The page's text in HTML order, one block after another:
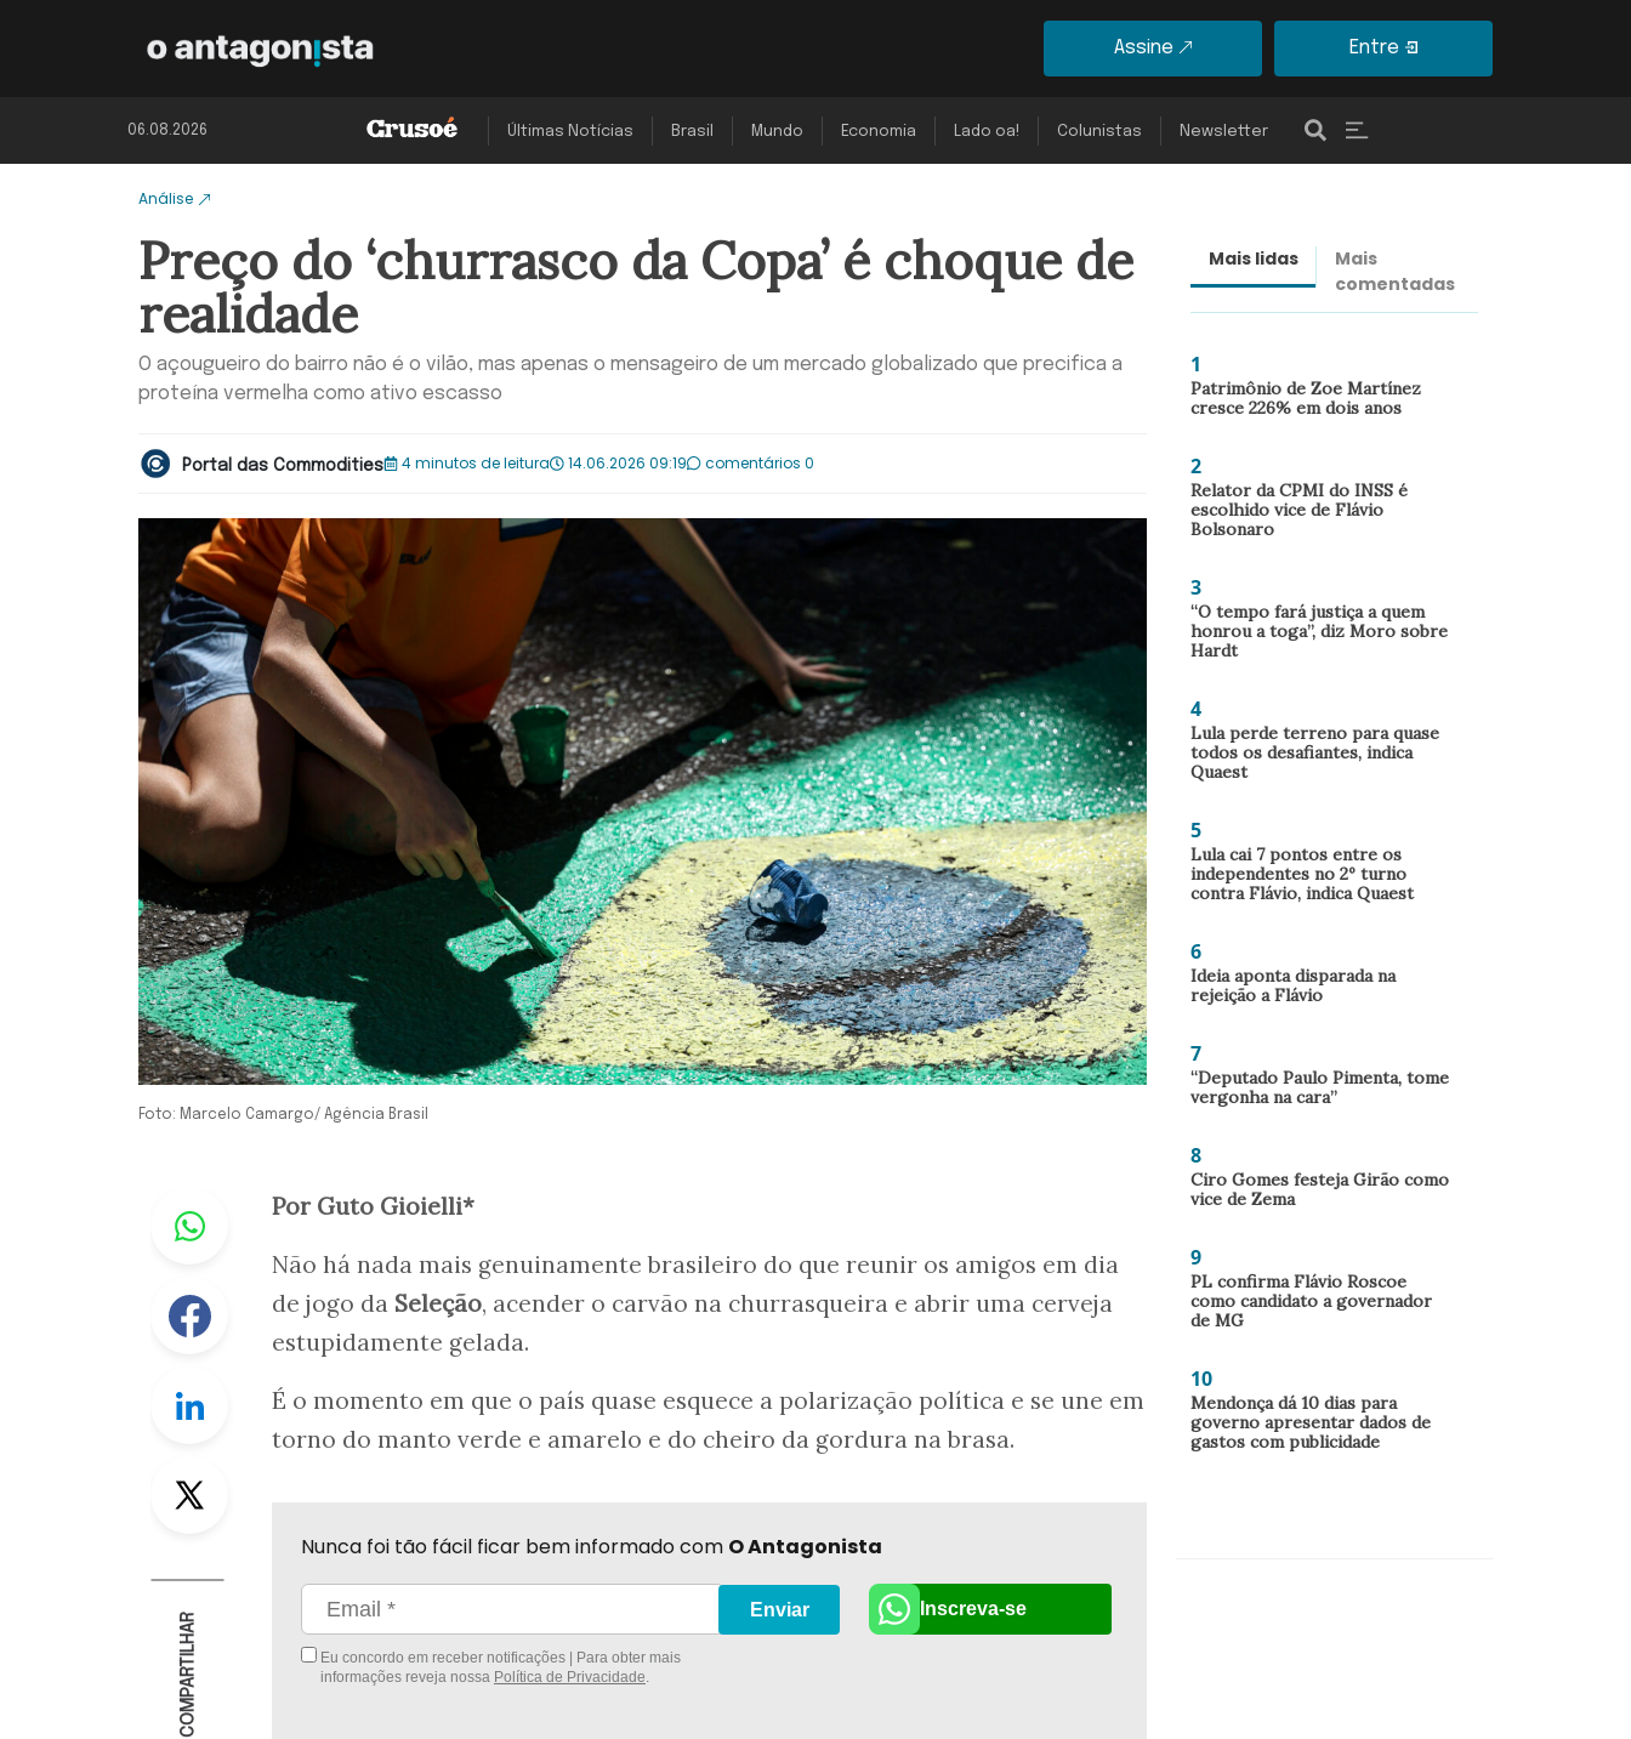
Assine Entre
06.08.2026 Últimas Notícias Brasil Mundo Economia Lado oa! Colunistas Newsletter
Análise
Preço do ‘churrasco da Copa’ é choque de
realidade
O açougueiro do bairro não é o vilão, mas apenas o mensageiro de um mercado globalizado que precifica a
proteína vermelha como ativo escasso
Portal das Commodities 4 minutos de leitura 14.06.2026 09:19 comentários 0
Foto: Marcelo Camargo/ Agência Brasil
Whastapp
Facebook
Linkedin
COMPARTILHAR
Por Guto Gioielli*
Não há nada mais genuinamente brasileiro do que reunir os amigos em dia
de jogo da Seleção, acender o carvão na churrasqueira e abrir uma cerveja
estupidamente gelada.
É o momento em que o país quase esquece a polarização política e se une em
torno do manto verde e amarelo e do cheiro da gordura na brasa.
Nunca foi tão fácil ficar bem informado com O Antagonista
Eu concordo em receber notificações | Para obter mais
informações reveja nossa Política de Privacidade.
Enviar Inscreva-se
Mais lidas
Mais
comentadas
1
Patrimônio de Zoe Martínez
cresce 226% em dois anos
2
Relator da CPMI do INSS é
escolhido vice de Flávio
Bolsonaro
3
“O tempo fará justiça a quem
honrou a toga”, diz Moro sobre
Hardt
4
Lula perde terreno para quase
todos os desafiantes, indica
Quaest
5
Lula cai 7 pontos entre os
independentes no 2º turno
contra Flávio, indica Quaest
6
Ideia aponta disparada na
rejeição a Flávio
7
“Deputado Paulo Pimenta, tome
vergonha na cara”
8
Ciro Gomes festeja Girão como
vice de Zema
9
PL confirma Flávio Roscoe
como candidato a governador
de MG
10
Mendonça dá 10 dias para
governo apresentar dados de
gastos com publicidade